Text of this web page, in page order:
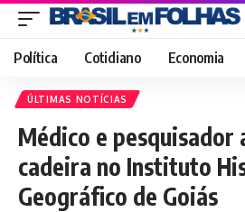
Política Cotidiano Economia
ÚLTIMAS NOTÍCIAS
Médico e pesquisador
cadeira no Instituto
Geográfico de Goiás